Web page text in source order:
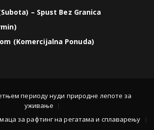
– Spust Bez Granica
(Komercijalna Ponuda)
периоду нуди природне лепоте за
уживање
за рафтинг на регатама и сплаварењу